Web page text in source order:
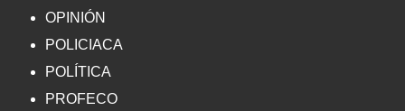
OPINIÓN
POLICIACA
POLÍTICA
PROFECO